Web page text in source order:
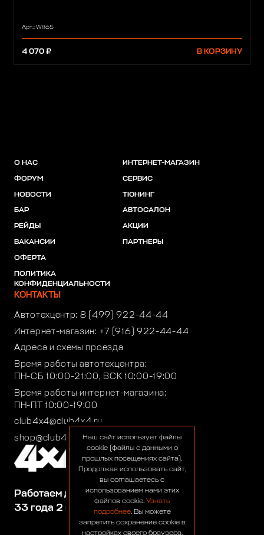
Арт.: W1165
4 070 ₽ В КОРЗИНУ
Работаем для вас:
33 года 2 месяца 22 дня
О НАС
ФОРУМ
НОВОСТИ
БАР
РЕЙДЫ
ВАКАНСИИ
ОФЕРТА
ПОЛИТИКА
КОНФИДЕНЦИАЛЬНОСТИ
ИНТЕРНЕТ-МАГАЗИН
СЕРВИС
ТЮНИНГ
АВТОСАЛОН
АКЦИИ
ПАРТНЕРЫ
КОНТАКТЫ
Автотехцентр: 8 (499) 922-44-44
Интернет-магазин: +7 (916) 922-44-44
Адреса и схемы проезда
Время работы автотехцентра:
ПН-СБ 10:00-21:00, ВСК 10:00-19:00
Время работы интернет-магазина:
ПН-ПТ 10:00-19:00
club4x4@club4x4.ru
shop@club4x4.ruНаш сайт использует файлы
cookie (файлы с данными о
прошлых посещениях сайта).
Продолжая использовать сайт,
вы соглашаетесь с
использованием нами этих
файлов cookie. Узнать
подробнее. Вы можете
запретить сохранение cookie в
настройках своего браузера.